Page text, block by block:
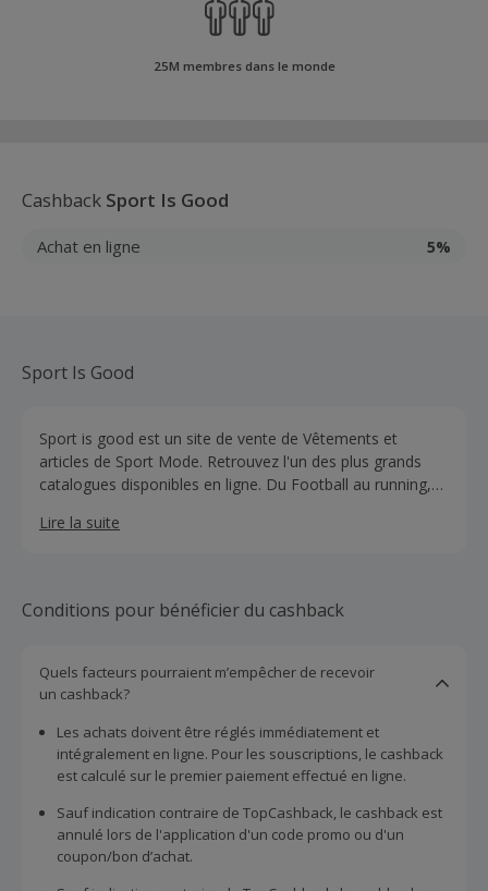
25M membres dans le monde
Cashback Sport Is Good
Achat en ligne 5%
Sport Is Good
Sport is good est un site de vente de Vêtements et
articles de Sport Mode. Retrouvez l'un des plus grands
catalogues disponibles en ligne. Du Football au running,
tout ce dont vous avez besoin.
Lire la suite
Conditions pour bénéficier du cashback
Quels facteurs pourraient m’empêcher de recevoir
un cashback?
Les achats doivent être réglés immédiatement et
intégralement en ligne. Pour les souscriptions, le cashback
est calculé sur le premier paiement effectué en ligne.
Sauf indication contraire de TopCashback, le cashback est
annulé lors de l'application d'un code promo ou d'un
coupon/bon d’achat.